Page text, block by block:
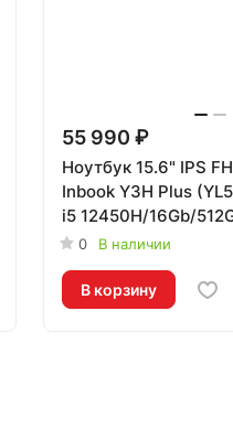
55 990 ₽
Ноутбук 15.6" IPS
Inbook Y3H Plus
i5 12450H/16Gb/
int/W
0 В наличии
В корзину